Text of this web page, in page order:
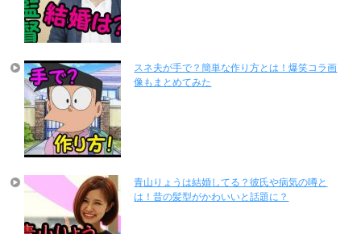
スネ夫が手で？簡単な作り方とは！爆笑コラ画
像もまとめてみた
青山りょうは結婚してる？彼氏や病気の噂と
は！昔の髪型がかわいいと話題に？